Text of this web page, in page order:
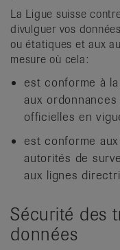
La Ligue suisse
divulguer vos
ou étatiques et aux
mesure où cela:
est conforme à
aux
officielles en
est conforme
autorités de
aux lignes
Sécurité des
données